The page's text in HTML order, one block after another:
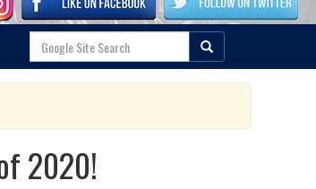
2020!